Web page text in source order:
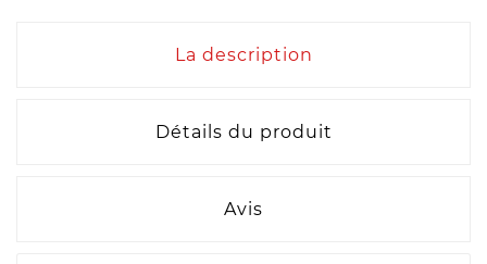
La description
Détails du produit
Avis